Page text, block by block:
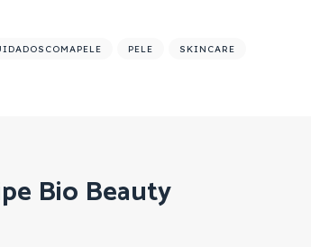
PELE SKINCARE
Bio Beauty